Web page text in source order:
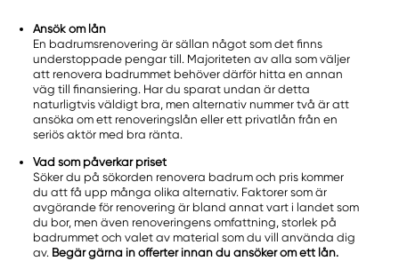
Ansök om lån
En badrumsrenovering är sällan något som det finns
understoppade pengar till. Majoriteten av alla som väljer
att renovera badrummet behöver därför hitta en annan
väg till finansiering. Har du sparat undan är detta
naturligtvis väldigt bra, men alternativ nummer två är att
ansöka om ett renoveringslån eller ett privatlån från en
seriös aktör med bra ränta.
Vad som påverkar priset
Söker du på sökorden renovera badrum och pris kommer
du att få upp många olika alternativ. Faktorer som är
avgörande för renovering är bland annat vart i landet som
du bor, men även renoveringens omfattning, storlek på
badrummet och valet av material som du vill använda dig
av. Begär gärna in offerter innan du ansöker om ett lån.